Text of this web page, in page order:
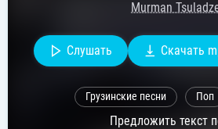
Murman
Слушать Скачать
Грузинские песни Поп
Предложить текст